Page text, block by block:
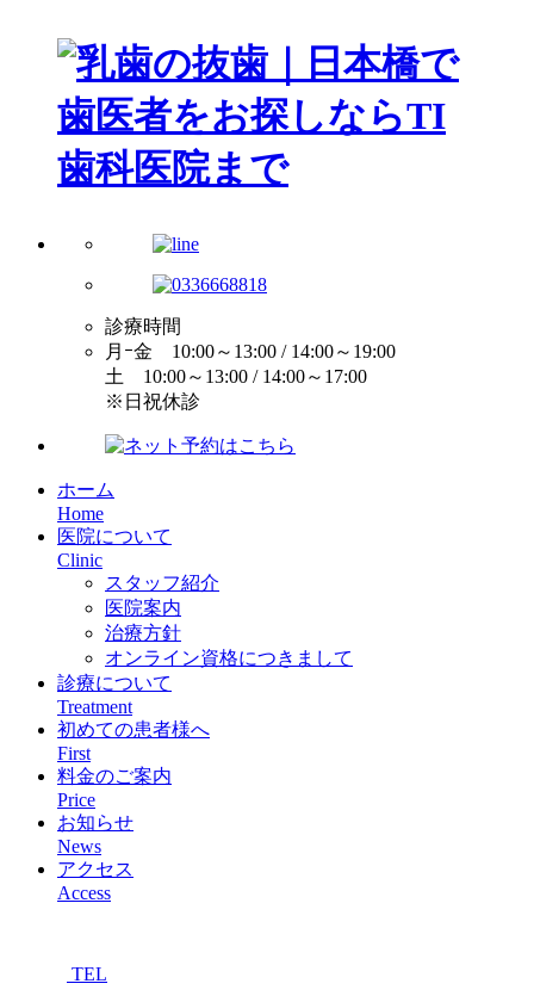
診療時間
月ｰ金 10:00～13:00 / 14:00～19:00
土 10:00～13:00 / 14:00～17:00
※日祝休診
ホーム
Home
医院について
Clinic
スタッフ紹介
医院案内
治療方針
オンライン資格につきまして
診療について
Treatment
初めての患者様へ
First
料金のご案内
Price
お知らせ
News
アクセス
Access
TEL